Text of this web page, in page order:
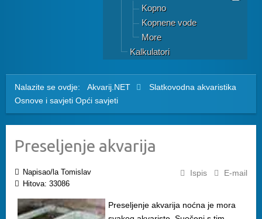
Kopno
Kopnene vode
More
Kalkulatori
Nalazite se ovdje: Akvarij.NET
Slatkovodna akvaristika
Osnove i savjeti Opći savjeti
Preseljenje akvarija
Ispis E-mail
Napisao/la Tomislav
Hitova: 33086
Preseljenje akvarija noćna je mora